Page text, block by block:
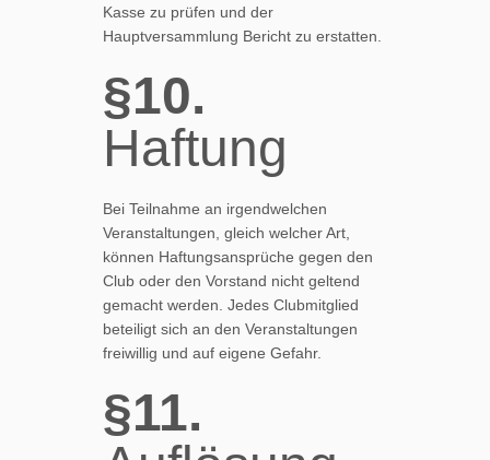
Kasse zu prüfen und der
Hauptversammlung Bericht zu erstatten.
§10.
Haftung
Bei Teilnahme an irgendwelchen
Veranstaltungen, gleich welcher Art,
können Haftungsansprüche gegen den
Club oder den Vorstand nicht geltend
gemacht werden. Jedes Clubmitglied
beteiligt sich an den Veranstaltungen
freiwillig und auf eigene Gefahr.
§11.